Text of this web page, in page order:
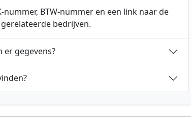
nummer, BTW-nummer en een link naar de
bedrijven.
er gegevens?